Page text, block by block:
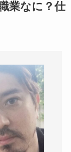
業なに？仕